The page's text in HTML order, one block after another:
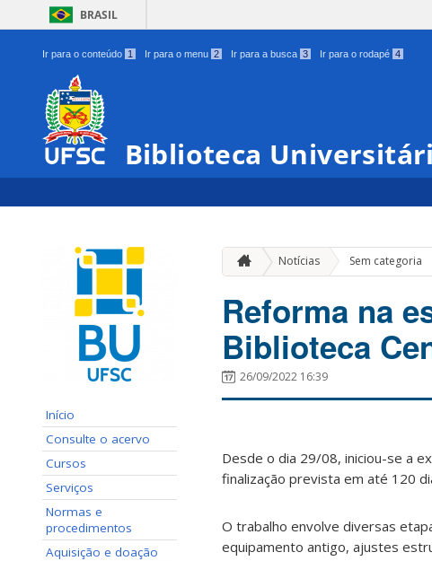
BRASIL
Ir para o conteúdo 1 Ir para o menu 2 Ir para a busca 3 Ir para o rodapé 4
Biblioteca
Início
Consulte o acervo
Cursos
Serviços
Normas e
procedimentos
Aquisição e doação
Notícias Sem categoria
Reforma na
Biblioteca
26/09/2022 16:39
Desde o dia 29/08, iniciou-se a
finalização prevista em até 120
O trabalho envolve diversas
equipamento antigo, ajustes